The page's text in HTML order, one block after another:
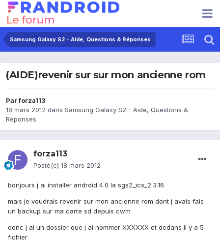
Samsung Galaxy S2 - Aide, Questions & Réponses
(AIDE)revenir sur sur mon ancienne rom
Parforza113
18 mars 2012 dans Samsung Galaxy S2 - Aide, Questions &
Réponses
forza113
Posté(e) 18 mars 2012
bonjours j ai installer android 4.0 la sgs2_ics_2.3.16
mais je voudrais revenir sur mon ancienne rom dont j avais fais
un backup sur ma carte sd depuis cwm
donc j ai un dossier que j ai nommer XXXXXX et dedans il y a 5
fichier